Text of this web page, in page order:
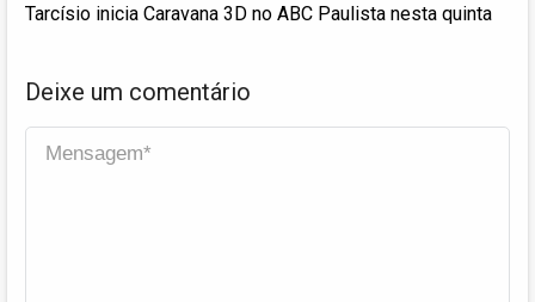
Tarcísio inicia Caravana 3D no ABC Paulista nesta quinta
Deixe um comentário